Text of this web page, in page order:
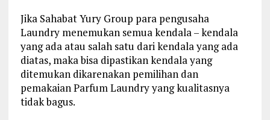
Jika Sahabat Yury Group para pengusaha
Laundry menemukan semua kendala – kendala
yang ada atau salah satu dari kendala yang ada
diatas, maka bisa dipastikan kendala yang
ditemukan dikarenakan pemilihan dan
pemakaian Parfum Laundry yang kualitasnya
tidak bagus.